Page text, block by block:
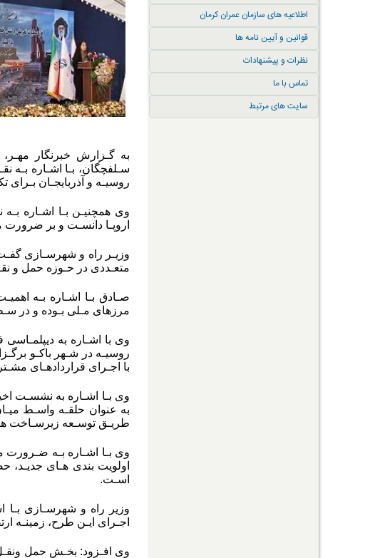
اطلاعیه های سازمان عمران کرمان
قوانین و آیین نامه ها
نظرات و پیشنهادات
تماس با ما
سایت های مرتبط
به گـزارش خبرنگار مهـر،
سـلفچگان، بـا اشـاره بـه
روسیـه و آذربایجـان
وی همچنیـن بـا اشـاره
اروپـا دانسـت و بر
وزیـر راه و شهرسـازی
متعـددی در حـوزه حمل و
صـادق بـا اشـاره بـه
مرزهای مـلی بـوده و در
وی با اشـاره به
روسیـه در شـهر باکـو
با اجـرای قراردادهـای
وی بـا اشـاره به نشسـت
به عنوان حلقـه واسـط
طریـق توسـعه زیرسـاخت
وی بـا اشـاره بـه ضـرورت
اولویت بندی هـای
اسـت.
وزیر راه و شهرسـازی بـا
اجـرای ایـن طرح، زمینـه
وی افـزود: بخـش حمل ونقـل